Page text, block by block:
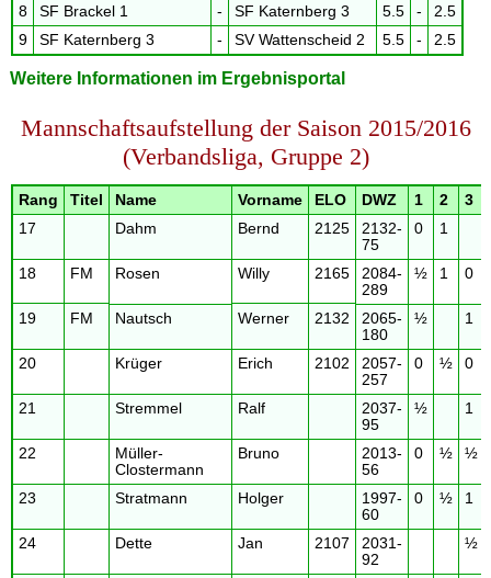
8
SF Brackel 1 - SF Katernberg 3 5.5 -
2.5
9
SF Katernberg 3 - SV Wattenscheid 2 5.5 - 2.5
Weitere Informationen im Ergebnisportal
Mannschaftsaufstellung der Saison 2015/2016
(Verbandsliga, Gruppe 2)
Rang Titel Name Vorname ELO DWZ 1 2 3
17
Dahm Bernd 2125
2132-
75
0 1
18 FM Rosen Willy 2165
2084-
289
½ 1 0
19 FM Nautsch Werner 2132
2065-
180
½ 1
20 Krüger Erich 2102
2057-
257
0 ½ 0
21 Stremmel Ralf
2037-
95
½ 1
22
Müller-
Clostermann
Bruno
2013-
56
0 ½ ½
23 Stratmann Holger
1997-
60
0 ½ 1
24 Dette Jan 2107
2031-
92
½